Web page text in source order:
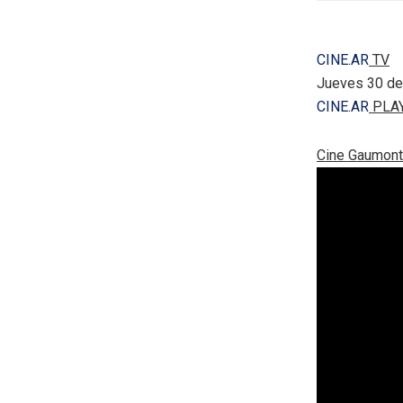
CINE.AR TV
Jueves 30
CINE.AR
Cine Gaumont